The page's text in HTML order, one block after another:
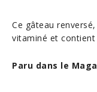
Ce gâteau
vitaminé et
Paru dans le